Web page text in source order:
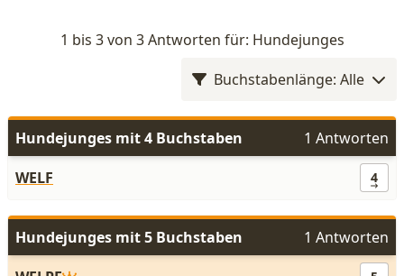
1 bis 3 von 3 Antworten für: Hundejunges
Buchstabenlänge: Alle
Hundejunges mit 4 Buchstaben
1 Antworten
WELF
4
Hundejunges mit 5 Buchstaben
1 Antworten